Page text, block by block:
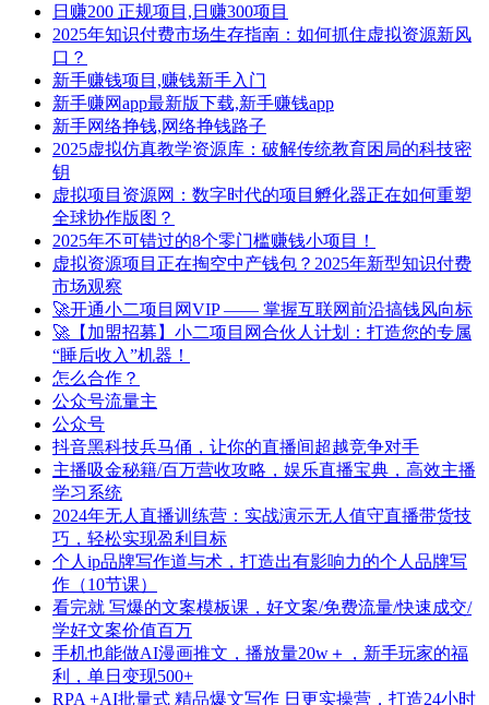
日赚200 正规项目,日赚300项目
2025年知识付费市场生存指南：如何抓住虚拟资源新风
口？
新手赚钱项目,赚钱新手入门
新手赚网app最新版下载,新手赚钱app
新手网络挣钱,网络挣钱路子
2025虚拟仿真教学资源库：破解传统教育困局的科技密
钥
虚拟项目资源网：数字时代的项目孵化器正在如何重塑
全球协作版图？
2025年不可错过的8个零门槛赚钱小项目！
虚拟资源项目正在掏空中产钱包？2025年新型知识付费
市场观察
🚀开通小二项目网VIP —— 掌握互联网前沿搞钱风向标
🚀【加盟招募】小二项目网合伙人计划：打造您的专属
“睡后收入”机器！
怎么合作？
公众号流量主
公众号
抖音黑科技兵马俑，让你的直播间超越竞争对手
主播吸金秘籍/百万营收攻略，娱乐直播宝典，高效主播
学习系统
2024年无人直播训练营：实战演示无人值守直播带货技
巧，轻松实现盈利目标
个人ip品牌写作道与术，打造出有影响力的个人品牌写
作（10节课）
看完就 写爆的文案模板课，好文案/免费流量/快速成交/
学好文案价值百万
手机也能做AI漫画推文，播放量20w＋，新手玩家的福
利，单日变现500+
RPA +AI批量式 精品爆文写作 日更实操营，打造24小时